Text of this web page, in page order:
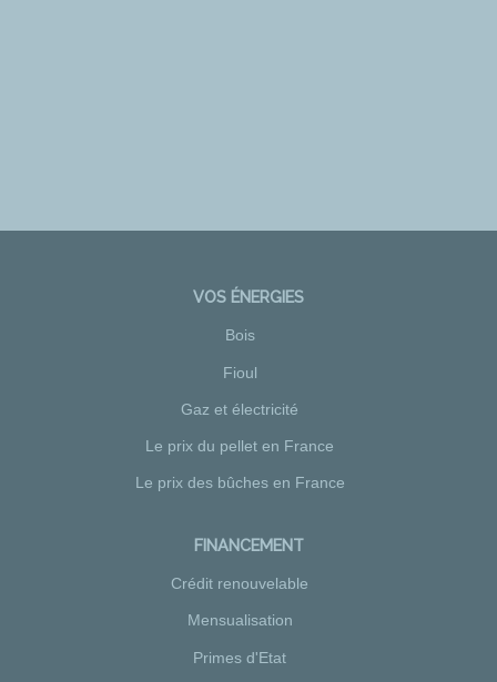
VOS ÉNERGIES
Bois
Fioul
Gaz et électricité
Le prix du pellet en France
Le prix des bûches en France
FINANCEMENT
Crédit renouvelable
Mensualisation
Primes d'Etat